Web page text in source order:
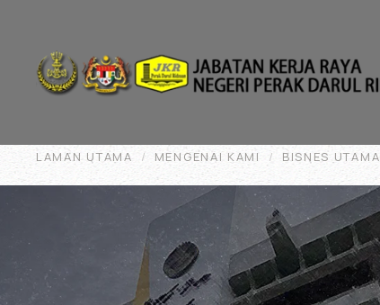
LAMAN UTAMA MENGENAI KAMI BISNES UTAMA